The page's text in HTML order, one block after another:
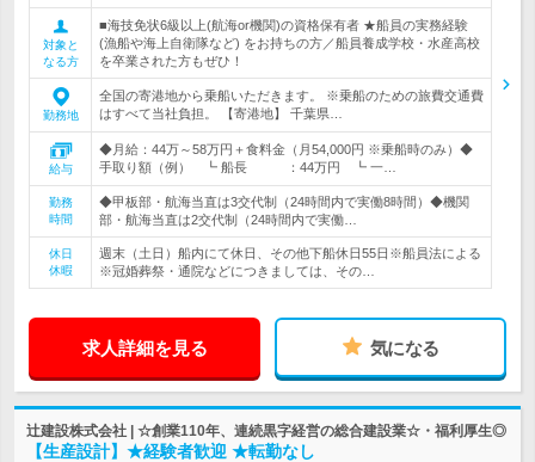
対象と
なる方
■海技免状6級以上(航海or機関)の資格保有者 ★船員の実務経験
(漁船や海上自衛隊など) をお持ちの方／船員養成学校・水産高校
を卒業された方もぜひ！
勤務地
全国の寄港地から乗船いただきます。 ※乗船のための旅費交通費
はすべて当社負担。 【寄港地】 千葉県…
給与
◆月給：44万～58万円＋食料金（月54,000円 ※乗船時のみ）◆
手取り額（例） ┗ 船長 ：44万円 ┗ 一…
勤務
時間
◆甲板部・航海当直は3交代制（24時間内で実働8時間）◆機関
部・航海当直は2交代制（24時間内で実働…
休日
休暇
週末（土日）船内にて休日、その他下船休日55日※船員法による
※冠婚葬祭・通院などにつきましては、その…
求人詳細を見る 気になる
辻建設株式会社 | ☆創業110年、連続黒字経営の総合建設業☆・福利厚生◎
【生産設計】★経験者歓迎 ★転勤なし